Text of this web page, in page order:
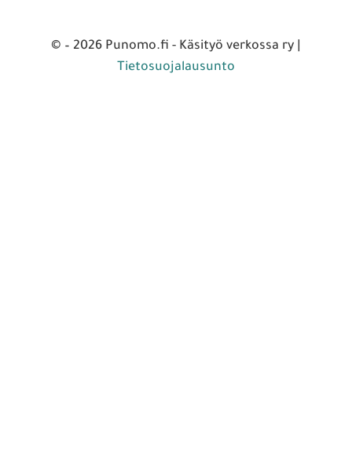
© – 2026 Punomo.fi - Käsityö verkossa ry |
Tietosuojalausunto